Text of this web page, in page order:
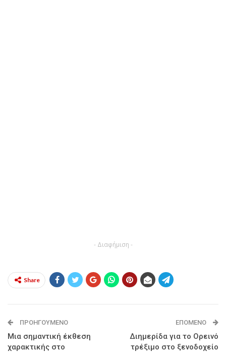
- Διαφήμιση -
Share
ΠΡΟΗΓΟΎΜΕΝΟ
Μια σημαντική έκθεση
χαρακτικής στο
ΕΠΌΜΕΝΟ
Διημερίδα για το Ορεινό
τρέξιμο στο ξενοδοχείο